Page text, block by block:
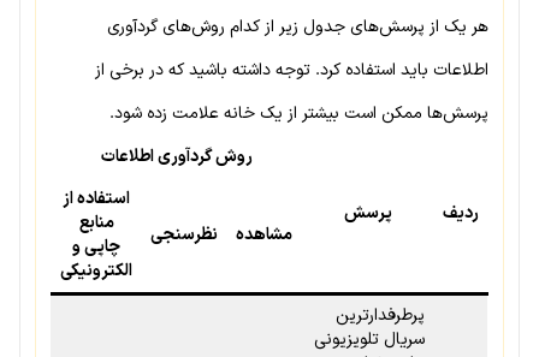
هر یک از پرسش‌های جدول زیر از کدام روش‌های گردآوری
اطلاعات باید استفاده کرد. توجه داشته باشید که در برخی از
پرسش‌ها ممکن است بیشتر از یک خانه علامت زده شود.
ردیف پرسش
روش گردآوری اطلاعات
مشاهده نظرسنجی
استفاده از
منابع
چاپی و
الکترونیکی
پرطرفدارترین
سریال تلویزیونی